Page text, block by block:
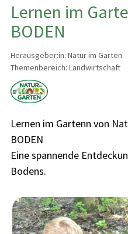
Lernen im
BODEN
Herausgeber:in: Natur im Garten
Themenbereich: Landwirtschaft
Lernen im Gartenn von
BODEN
Eine spannende
Bodens.